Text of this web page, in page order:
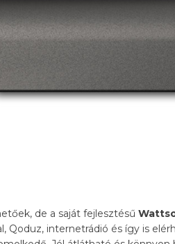
de a saját fejlesztésű
Qoduz, internetrádió és így is